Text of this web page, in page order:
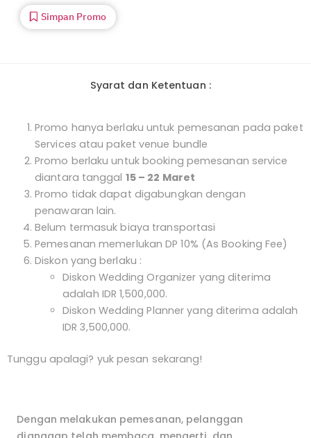
Simpan Promo
Syarat dan Ketentuan :
Promo hanya berlaku untuk pemesanan pada paket
Services atau paket venue bundle
Promo berlaku untuk booking pemesanan service
diantara tanggal 15 – 22 Maret
Promo tidak dapat digabungkan dengan
penawaran lain.
Belum termasuk biaya transportasi
Pemesanan memerlukan DP 10% (As Booking Fee)
Diskon yang berlaku :
Diskon Wedding Organizer yang diterima
adalah IDR 1,500,000.
Diskon Wedding Planner yang diterima adalah
IDR 3,500,000.
Tunggu apalagi? yuk pesan sekarang!
Dengan melakukan pemesanan, pelanggan